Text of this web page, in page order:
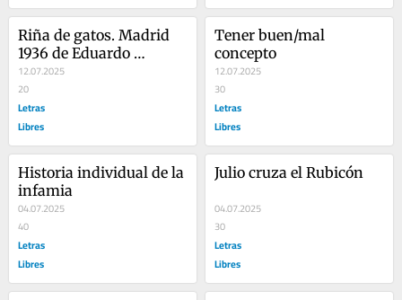
Riña de gatos. Madrid
1936 de Eduardo
Mendoza
12.07.2025
20
Letras
Libres
Tener buen/mal
concepto
12.07.2025
30
Letras
Libres
Historia individual de la
infamia
04.07.2025
40
Letras
Libres
Julio cruza el Rubicón
04.07.2025
30
Letras
Libres